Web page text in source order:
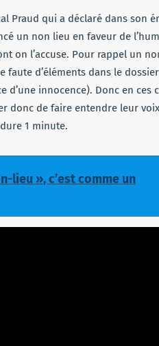
Praud qui a déclaré dans son
un non lieu en faveur de
on l’accuse. Pour rappel un
d’éléments dans le
d’une innocence). Donc en ces
donc de faire entendre leur
1 minute.
lieu », c’est comme un